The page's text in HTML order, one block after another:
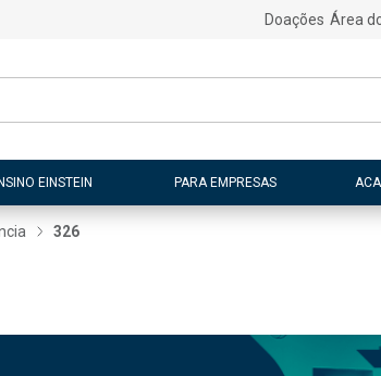
Doações Área
EINSTEIN PARA EMPRESAS
326